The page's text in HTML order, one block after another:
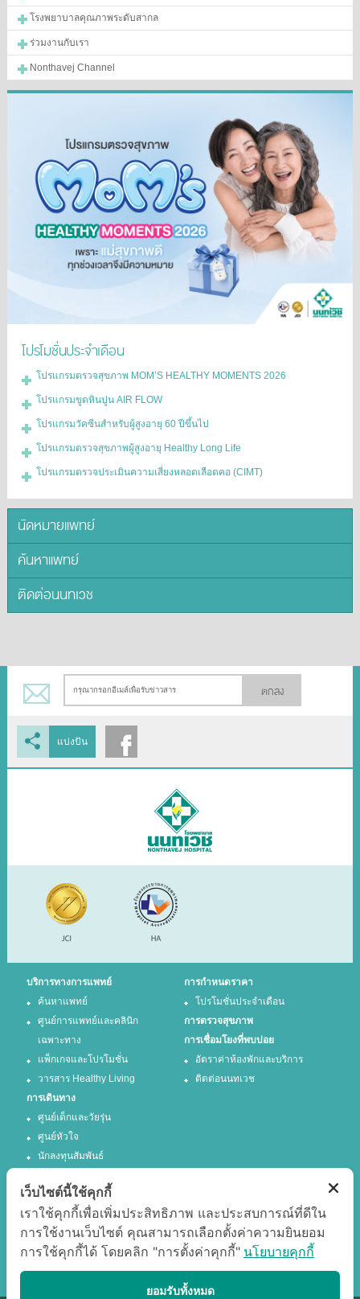
โรงพยาบาลคุณภาพระดับสากล
ร่วมงานกับเรา
Nonthavej Channel
โปรโมชั่นประจำเดือน
โปรแกรมตรวจสุขภาพ MOM’S HEALTHY MOMENTS 2026
โปรแกรมขูดหินปูน AIR FLOW
โปรแกรมวัคซีนสำหรับผู้สูงอายุ 60 ปีขึ้นไป
โปรแกรมตรวจสุขภาพผู้สูงอายุ Healthy Long Life
โปรแกรมตรวจประเมินความเสี่ยงหลอดเลือดคอ (CIMT)
นัดหมายแพทย์
ค้นหาแพทย์
ติดต่อนนทเวช
ตกลง
แบ่งปัน
บริการทางการแพทย์
ค้นหาแพทย์
ศูนย์การแพทย์และคลินิก
เฉพาะทาง
แพ็กเกจและโปรโมชั่น
วารสาร Healthy Living
การกำหนดราคา
โปรโมชั่นประจำเดือน
การตรวจสุขภาพ
การเชื่อมโยงที่พบบ่อย
อัตราค่าห้องพักและบริการ
ติดต่อนนทเวช
การเดินทาง
ศูนย์เด็กและวัยรุ่น
ศูนย์หัวใจ
นักลงทุนสัมพันธ์
Facebook Twitter
เว็บไซต์นี้ใช้คุกกี้
เราใช้คุกกี้เพื่อเพิ่มประสิทธิภาพ และประสบการณ์ที่ดีใน
การใช้งานเว็บไซต์ คุณสามารถเลือกตั้งค่าความยินยอม
การใช้คุกกี้ได้ โดยคลิก "การตั้งค่าคุกกี้" นโยบายคุกกี้
ยอมรับทั้งหมด